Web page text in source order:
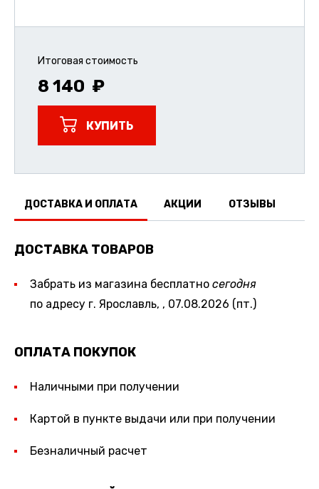
Итоговая стоимость
8 140
КУПИТЬ
ДОСТАВКА И ОПЛАТА АКЦИИ ОТЗЫВЫ
ДОСТАВКА ТОВАРОВ
Забрать из магазина бесплатно сегодня
по адресу г. Ярославль, , 07.08.2026 (пт.)
ОПЛАТА ПОКУПОК
Наличными при получении
Картой в пункте выдачи или при получении
Безналичный расчет